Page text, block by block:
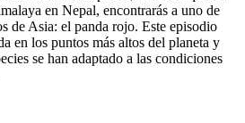
en Nepal, encontrarás a uno de
de Asia: el panda rojo. Este episodio
en los puntos más altos del planeta y
se han adaptado a las condiciones